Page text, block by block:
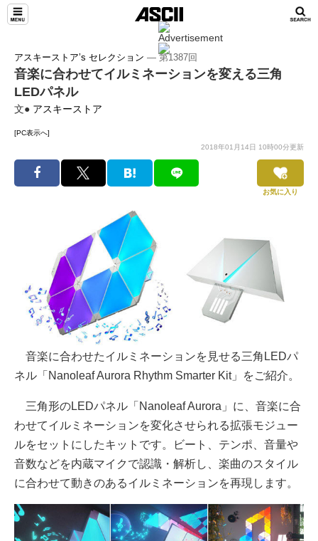
アスキーストア’s セレクション ― 第1387回
音楽に合わせてイルミネーションを変える三角
LEDパネル
文● アスキーストア
[PC表示へ]
2018年01月14日 10時00分更新
お気に入り
音楽に合わせたイルミネーションを見せる三角LEDパ
ネル「Nanoleaf Aurora Rhythm Smarter Kit」をご紹介。
三角形のLEDパネル「Nanoleaf Aurora」に、音楽に合
わせてイルミネーションを変化させられる拡張モジュー
ルをセットにしたキットです。ビート、テンポ、音量や
音数などを内蔵マイクで認識・解析し、楽曲のスタイル
に合わせて動きのあるイルミネーションを再現します。